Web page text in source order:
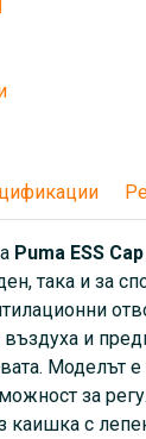
Puma ESS
така и за
и
Моделът
за
каишка с